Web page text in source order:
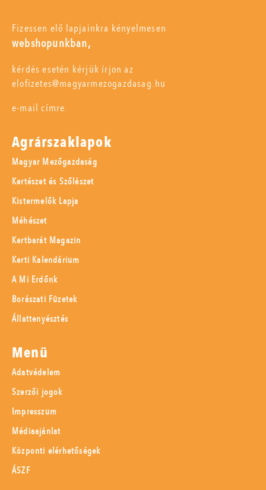
Fizessen elő lapjainkra kényelmesen
webshopunkban,
kérdés esetén kérjük írjon az
elofizetes@magyarmezogazdasag.hu
e-mail címre.
Agrárszaklapok
Magyar Mezőgazdaság
Kertészet és Szőlészet
Kistermelők Lapja
Méhészet
Kertbarát Magazin
Kerti Kalendárium
A Mi Erdőnk
Borászati Füzetek
Állattenyésztés
Menü
Adatvédelem
Szerzői jogok
Impresszum
Médiaajánlat
Központi elérhetőségek
ÁSZF